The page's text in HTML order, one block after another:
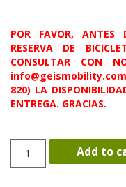
POR FAVOR, ANTES
RESERVA DE
CONSULTAR CON
info@geismobility.com
820) LA
ENTREGA. GRACIAS.
ECO
Add to